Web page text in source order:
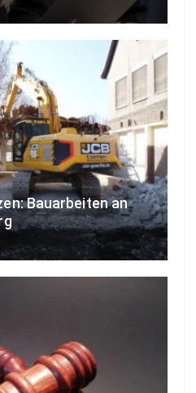
Bauarbeiten an